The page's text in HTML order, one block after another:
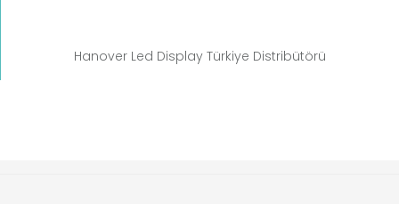
Hanover Led Display Türkiye Distribütörü